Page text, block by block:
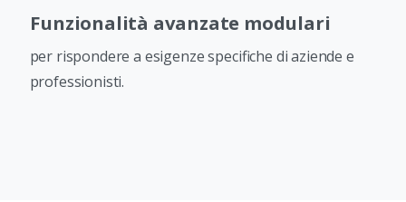
Funzionalità avanzate modulari
per rispondere a esigenze specifiche di aziende e
professionisti.